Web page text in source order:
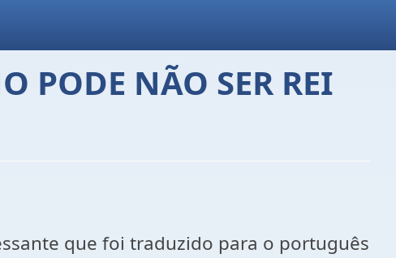
PODE NÃO SER REI
que foi traduzido para o português